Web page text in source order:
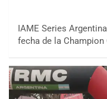
IAME Series
fecha de la Champion